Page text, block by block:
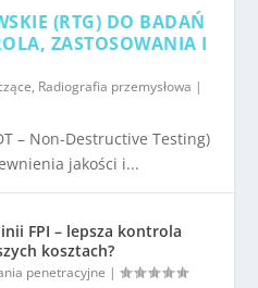
(RTG) DO BADAŃ
ZASTOSOWANIA I
, Radiografia przemysłowa |
– Non-Destructive Testing)
jakości i...
FPI – lepsza kontrola
kosztach?
penetracyjne |